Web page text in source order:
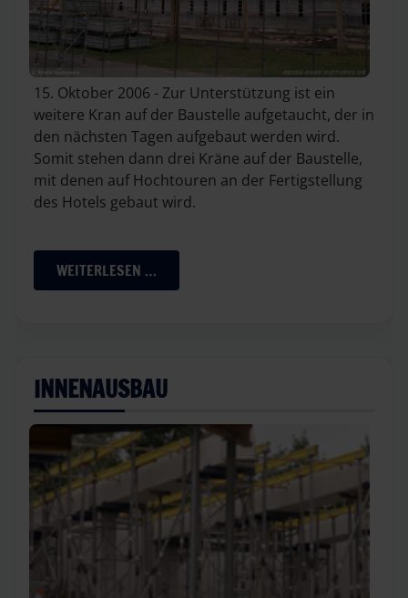
15. Oktober 2006 - Zur Unterstützung ist ein
weitere Kran auf der Baustelle aufgetaucht, der in
den nächsten Tagen aufgebaut werden wird.
Somit stehen dann drei Kräne auf der Baustelle,
mit denen auf Hochtouren an der Fertigstellung
des Hotels gebaut wird.
WEITERLESEN …
INNENAUSBAU